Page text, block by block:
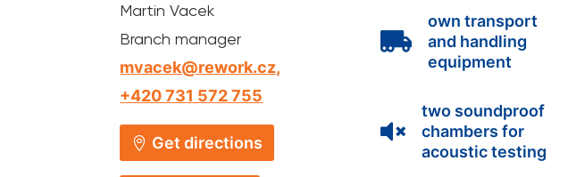
Martin Vacek
Branch manager
mvacek@rework.cz,
+420 731 572 755
Get directions

own transport
and handling
equipment

two soundproof
chambers for
acoustic testing